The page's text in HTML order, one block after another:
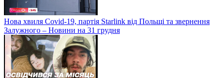
Нова хвиля Covid-19, партія Starlink від Польщі та звернення
Залужного – Новини на 31 грудня